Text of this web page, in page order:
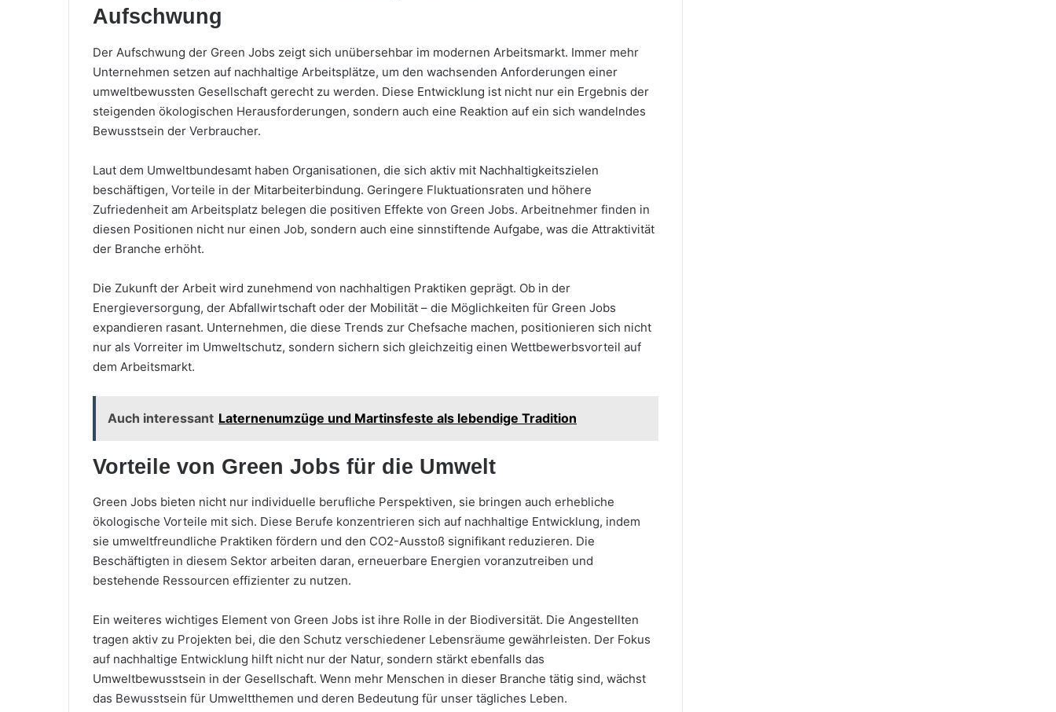
Aufschwung
Der Aufschwung der Green Jobs zeigt sich unübersehbar im modernen Arbeitsmarkt. Immer mehr
Unternehmen setzen auf nachhaltige Arbeitsplätze, um den wachsenden Anforderungen einer
umweltbewussten Gesellschaft gerecht zu werden. Diese Entwicklung ist nicht nur ein Ergebnis der
steigenden ökologischen Herausforderungen, sondern auch eine Reaktion auf ein sich wandelndes
Bewusstsein der Verbraucher.
Laut dem Umweltbundesamt haben Organisationen, die sich aktiv mit Nachhaltigkeitszielen
beschäftigen, Vorteile in der Mitarbeiterbindung. Geringere Fluktuationsraten und höhere
Zufriedenheit am Arbeitsplatz belegen die positiven Effekte von Green Jobs. Arbeitnehmer finden in
diesen Positionen nicht nur einen Job, sondern auch eine sinnstiftende Aufgabe, was die Attraktivität
der Branche erhöht.
Die Zukunft der Arbeit wird zunehmend von nachhaltigen Praktiken geprägt. Ob in der
Energieversorgung, der Abfallwirtschaft oder der Mobilität – die Möglichkeiten für Green Jobs
expandieren rasant. Unternehmen, die diese Trends zur Chefsache machen, positionieren sich nicht
nur als Vorreiter im Umweltschutz, sondern sichern sich gleichzeitig einen Wettbewerbsvorteil auf
dem Arbeitsmarkt.
Auch interessant Laternenumzüge und Martinsfeste als lebendige Tradition
Vorteile von Green Jobs für die Umwelt
Green Jobs bieten nicht nur individuelle berufliche Perspektiven, sie bringen auch erhebliche
ökologische Vorteile mit sich. Diese Berufe konzentrieren sich auf nachhaltige Entwicklung, indem
sie umweltfreundliche Praktiken fördern und den CO2-Ausstoß signifikant reduzieren. Die
Beschäftigten in diesem Sektor arbeiten daran, erneuerbare Energien voranzutreiben und
bestehende Ressourcen effizienter zu nutzen.
Ein weiteres wichtiges Element von Green Jobs ist ihre Rolle in der Biodiversität. Die Angestellten
tragen aktiv zu Projekten bei, die den Schutz verschiedener Lebensräume gewährleisten. Der Fokus
auf nachhaltige Entwicklung hilft nicht nur der Natur, sondern stärkt ebenfalls das
Umweltbewusstsein in der Gesellschaft. Wenn mehr Menschen in dieser Branche tätig sind, wächst
das Bewusstsein für Umweltthemen und deren Bedeutung für unser tägliches Leben.